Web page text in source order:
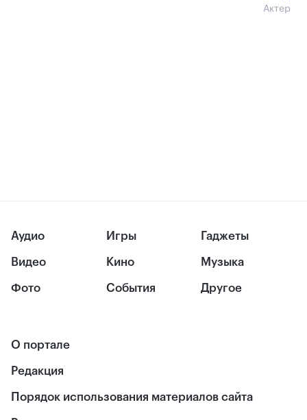
Актер
Аудио
Видео
Фото
Игры
Кино
События
Гаджеты
Музыка
Другое
О портале
Редакция
Порядок использования материалов сайта